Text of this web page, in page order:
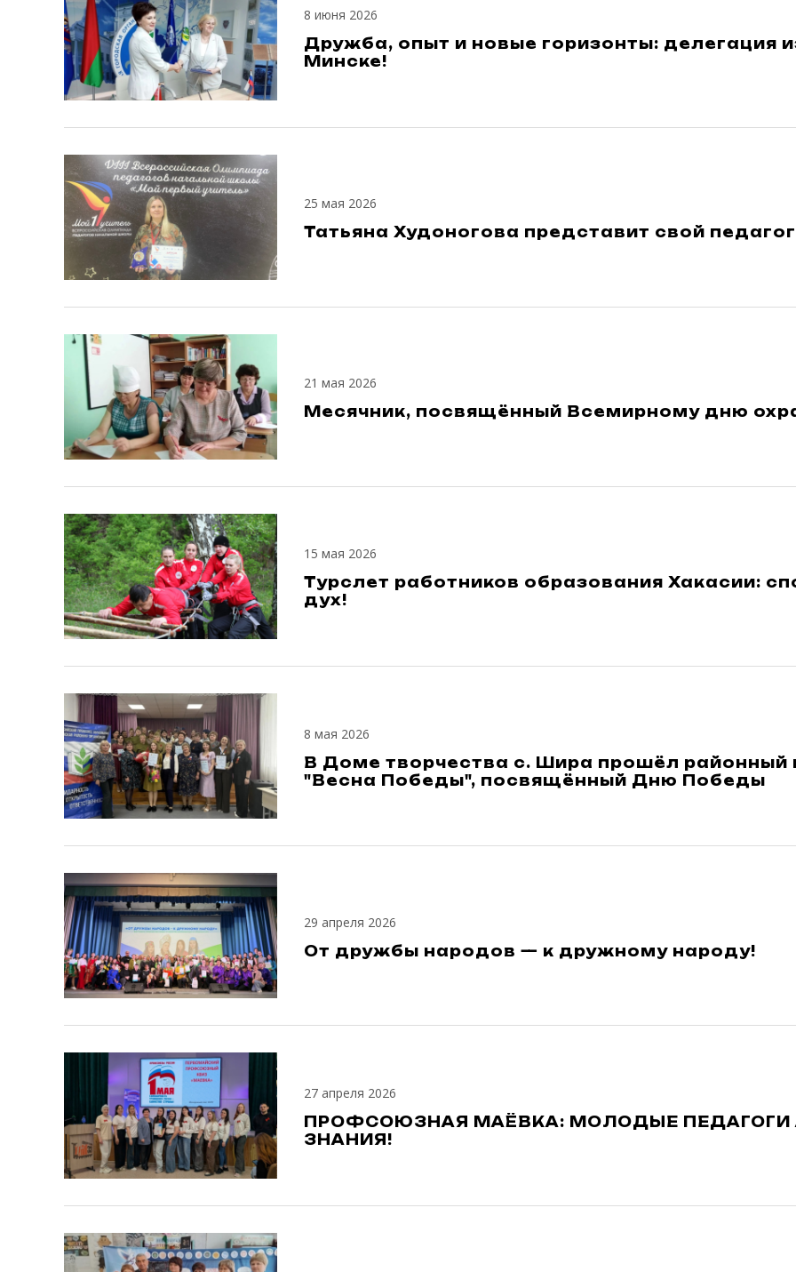
8 июня 2026
Дружба, опыт и новые горизонты: делегация
Минске!
25 мая 2026
Татьяна Худоногова представит свой
21 мая 2026
Месячник, посвящённый Всемирному дню
15 мая 2026
Турслет работников образования Хакасии:
дух!
8 мая 2026
В Доме творчества с. Шира прошёл
"Весна Победы", посвящённый Дню Победы
29 апреля 2026
От дружбы народов — к дружному народу!
27 апреля 2026
ПРОФСОЮЗНАЯ МАЁВКА: МОЛОДЫЕ ПЕДАГОГИ
ЗНАНИЯ!